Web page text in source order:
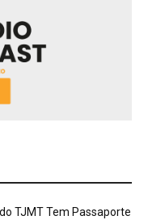
TJMT Tem Passaporte